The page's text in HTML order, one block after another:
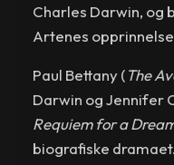
Charles Darwin, og
Artenes
Paul Bettany (The
Darwin og Jennifer
Requiem for a
biografiske dramaet.